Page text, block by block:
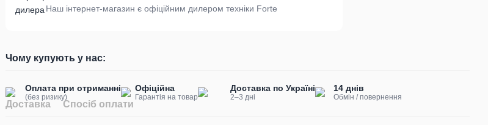
Наш інтернет-магазин є офіційним дилером техніки Forte
Чому купують у нас:
Оплата при отриманні
(без ризику)
Офіційна
Гарантія на товар
Доставка по Україні
2–3 дні
14 днів
Обмін / повернення
Доставка Спосіб оплати